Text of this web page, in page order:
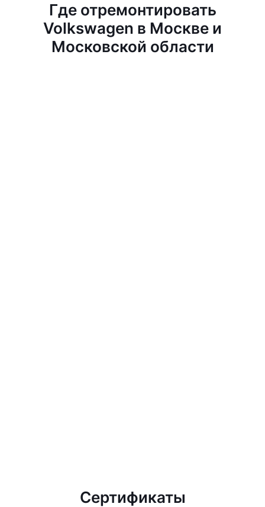
Где отремонтировать
Volkswagen в Москве и
Московской области
Сертификаты